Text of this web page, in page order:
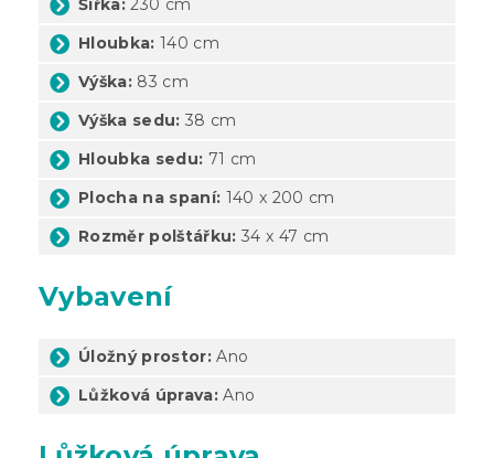
Šířka: 230 cm
Hloubka: 140 cm
Výška: 83 cm
Výška sedu: 38 cm
Hloubka sedu: 71 cm
Plocha na spaní: 140 x 200 cm
Rozměr polštářku: 34 x 47 cm
Vybavení
Úložný prostor: Ano
Lůžková úprava: Ano